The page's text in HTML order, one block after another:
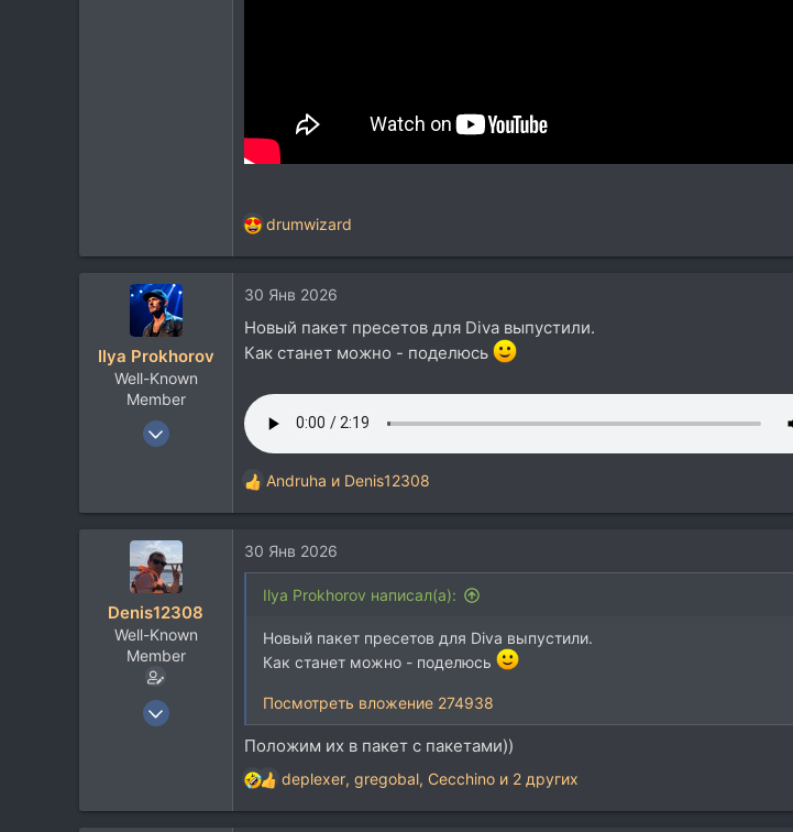
Р
е
к
и
и
drumwizard
Ilya Prokhorov
Well-Known
Member
16 Авг 2007
113
30 Янв 2026
Новый пакет пресетов для Diva выпустили.
Как станет можно - поделюсь
Р
е
к
ц
Andruha и Denis12308
Denis12308
Well-Known
Member
6 Июн 2015
30 Янв 2026
Ilya Prokhorov написал(а):
Новый пакет пресетов для Diva выпустили.
Как станет можно - поделюсь
Посмотреть вложение 274938
Положим их в пакет с пакетами))
Р
е
deplexer, gregobal, Cecchino и 2 других